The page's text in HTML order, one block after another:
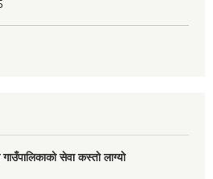
गाउँपालिकाको सेवा कस्तो लाग्यो